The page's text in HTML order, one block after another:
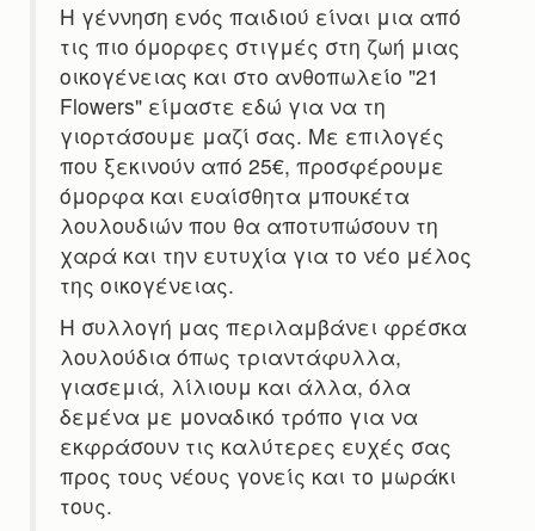
Η γέννηση ενός παιδιού είναι μια από
τις πιο όμορφες στιγμές στη ζωή μιας
οικογένειας και στο ανθοπωλείο "21
Flowers" είμαστε εδώ για να τη
γιορτάσουμε μαζί σας. Με επιλογές
που ξεκινούν από 25€, προσφέρουμε
όμορφα και ευαίσθητα μπουκέτα
λουλουδιών που θα αποτυπώσουν τη
χαρά και την ευτυχία για το νέο μέλος
της οικογένειας.
Η συλλογή μας περιλαμβάνει φρέσκα
λουλούδια όπως τριαντάφυλλα,
γιασεμιά, λίλιουμ και άλλα, όλα
δεμένα με μοναδικό τρόπο για να
εκφράσουν τις καλύτερες ευχές σας
προς τους νέους γονείς και το μωράκι
τους.